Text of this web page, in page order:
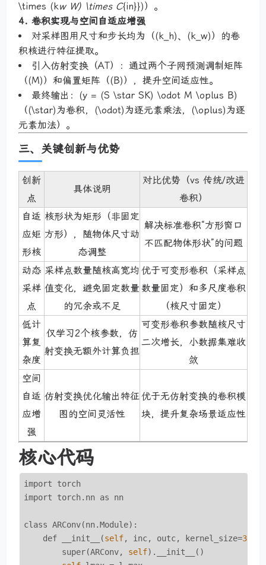
\times (kw W) \times C{in}})）。
4. 卷积实现与空间自适应增强
对采样图用尺寸和步长均为（(k_h)、(k_w)）的卷
积核进行特征提取。
引入仿射变换（AT）：通过两个子网预测调制矩阵
（(M)）和偏置矩阵（(B)），提升空间适应性。
最终输出：(y = (S \star SK) \odot M \oplus B)
（(\star)为卷积，(\odot)为逐元素乘法，(\oplus)为逐
元素加法）。
三、关键创新与优势
创新
点
具体说明
对比优势（vs 传统/改进
卷积）
自适
应矩
形核
核形状为矩形（非固定
方形），随物体尺寸动
态调整
解决标准卷积“方形窗口
不匹配物体形状”的问题
动态
采样
点
采样点数量随核高宽均
值变化，避免固定数量
的冗余或不足
优于可变形卷积（采样点
数量固定）和多尺度卷积
（核尺寸固定）
低计
算复
杂度
仅学习2个核参数，仿
射变换无额外计算负担
可变形卷积参数随核尺寸
二次增长，小数据集难收
敛
空间
自适
应增
强
仿射变换优化输出特征
图的空间灵活性
优于无仿射变换的卷积模
块，提升复杂场景适应性
核心代码
import torch
import torch.nn as nn
class ARConv(nn.Module):
    def __init__(
self, inc, outc, kernel_size=3
        super(ARConv,
self).__init__()